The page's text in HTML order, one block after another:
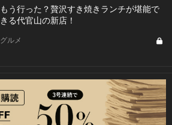
もう行った？贅沢すき焼きランチが堪能で
きる代官山の新店！
グルメ